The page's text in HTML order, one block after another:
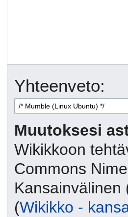
Yhteenveto:
Muutoksesi
Wikikkoon
Commons
Kansainvälinen
(Wikikko -